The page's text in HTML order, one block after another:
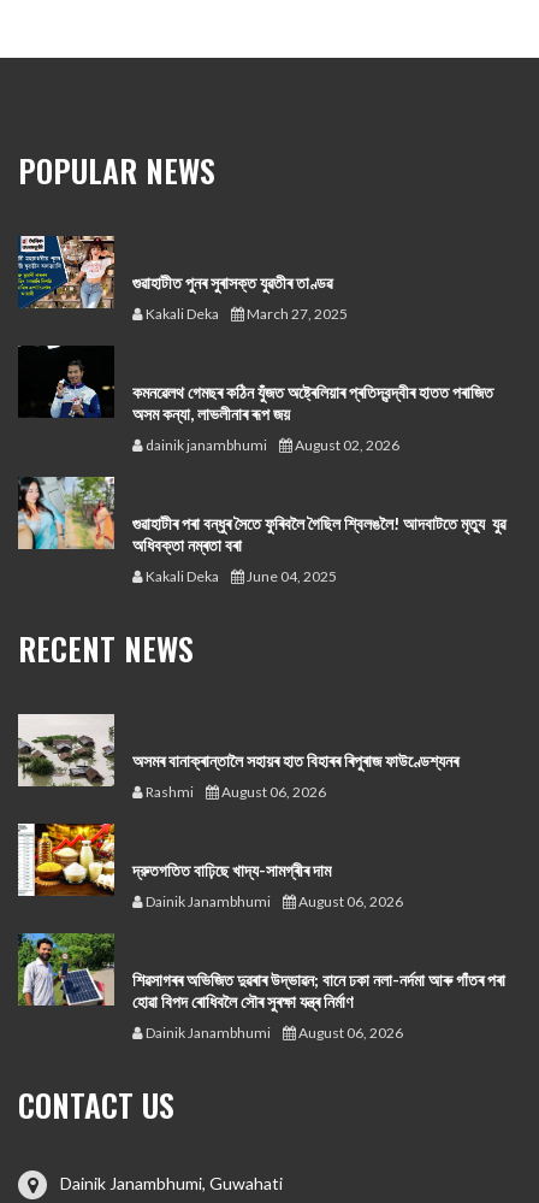
POPULAR NEWS
গুৱাহাটীত পুনৰ সুৰাসক্ত যুৱতীৰ তাণ্ডৱ
Kakali Deka March 27, 2025
কমনৱেলথ গেমছৰ কঠিন যুঁজত অষ্ট্ৰেলিয়াৰ প্ৰতিদ্বন্দ্বীৰ হাতত পৰাজিত
অসম কন্যা, লাভলীনাৰ ৰূপ জয়
dainik janambhumi August 02, 2026
গুৱাহাটীৰ পৰা বন্ধুৰ সৈতে ফুৰিবলৈ গৈছিল শ্বিলঙলৈ! আদবাটতে মৃত্যু যুৱ
অধিবক্তা নম্ৰতা বৰা
Kakali Deka June 04, 2025
RECENT NEWS
অসমৰ বানাক্ৰান্তালৈ সহায়ৰ হাত বিহাৰৰ ৰিপুৰাজ ফাউণ্ডেশ্যনৰ
Rashmi August 06, 2026
দ্রুতগতিত বাঢ়িছে খাদ্য-সামগ্ৰীৰ দাম
Dainik Janambhumi August 06, 2026
শিৱসাগৰৰ অভিজিত দুৱৰাৰ উদ্ভাৱন; বানে ঢকা নলা-নৰ্দমা আৰু গাঁতৰ পৰা
হোৱা বিপদ ৰোধিবলৈ সৌৰ সুৰক্ষা যন্ত্ৰ নিৰ্মাণ
Dainik Janambhumi August 06, 2026
CONTACT US
Dainik Janambhumi, Guwahati